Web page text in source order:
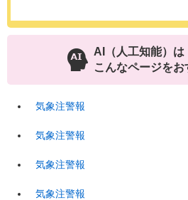
AI（人工知能）は
こんなページを
気象注警報
気象注警報
気象注警報
気象注警報